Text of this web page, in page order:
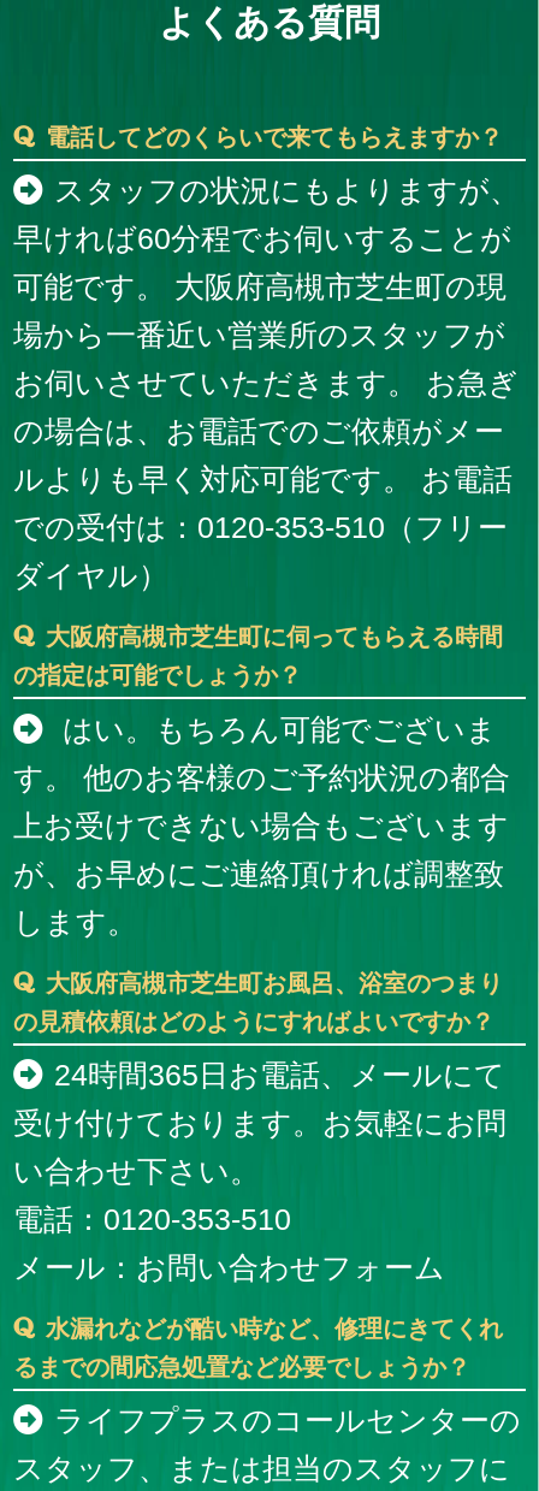
よくある質問
電話してどのくらいで来てもらえますか？
スタッフの状況にもよりますが、
早ければ60分程でお伺いすることが
可能です。 大阪府高槻市芝生町の現
場から一番近い営業所のスタッフが
お伺いさせていただきます。 お急ぎ
の場合は、お電話でのご依頼がメー
ルよりも早く対応可能です。 お電話
での受付は：0120-353-510（フリー
ダイヤル）
大阪府高槻市芝生町に伺ってもらえる時間
の指定は可能でしょうか？
はい。もちろん可能でございま
す。 他のお客様のご予約状況の都合
上お受けできない場合もございます
が、お早めにご連絡頂ければ調整致
します。
大阪府高槻市芝生町お風呂、浴室のつまり
の見積依頼はどのようにすればよいですか？
24時間365日お電話、メールにて
受け付けております。お気軽にお問
い合わせ下さい。
電話：0120-353-510
メール： お問い合わせフォーム
水漏れなどが酷い時など、修理にきてくれ
るまでの間応急処置など必要でしょうか？
ライフプラスのコールセンターの
スタッフ、または担当のスタッフに